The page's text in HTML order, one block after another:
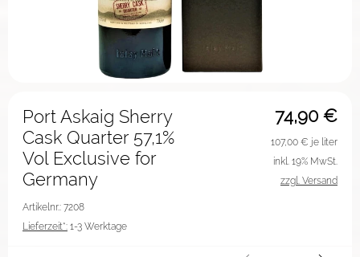
74,90 €
Port Askaig Sherry
Cask Quarter 57,1%
Vol Exclusive for
Germany
Artikelnr.: 7208
Lieferzeit*: 1-3 Werktage
107,00 € je liter
inkl. 19% MwSt.
zzgl. Versand